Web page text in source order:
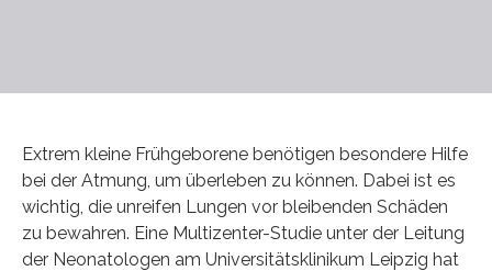
Extrem kleine Frühgeborene benötigen besondere Hilfe
bei der Atmung, um überleben zu können. Dabei ist es
wichtig, die unreifen Lungen vor bleibenden Schäden
zu bewahren. Eine Multizenter-Studie unter der Leitung
der Neonatologen am Universitätsklinikum Leipzig hat